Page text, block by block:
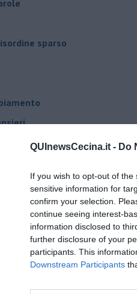
QUInewsCecina.it - Do
If you wish to opt-out of
sensitive information for
confirm your selection.
continue seeing interest-
information disclosed to
further disclosure of your
participants. This
Downstream Participants
sparso
Tucidide, o della 3ª C
un compito in classe